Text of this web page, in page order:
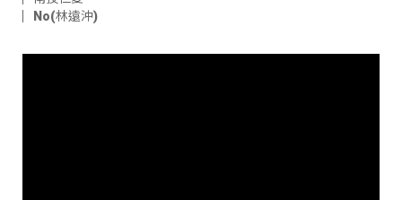
No(林遠沖)